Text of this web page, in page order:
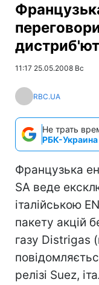
11:17 25.05.2008 Вс
RBC.UA
Не трать
РБК-Украина
Французька
SA веде
італійською
пакету акцій
газу Distrigas
релізі Suez,